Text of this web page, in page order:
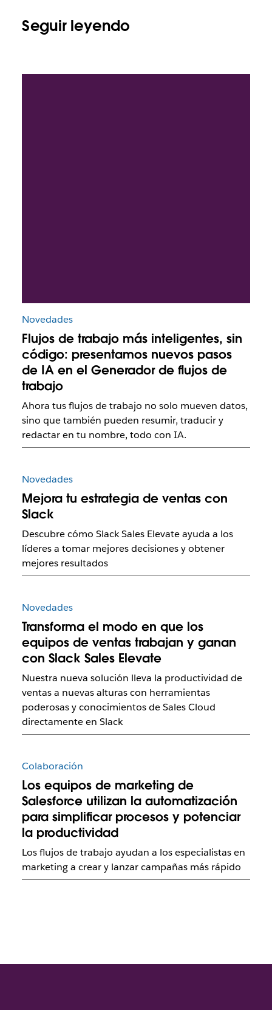
Seguir leyendo
Novedades
Flujos de trabajo más inteligentes, sin
código: presentamos nuevos pasos
de IA en el Generador de flujos de
trabajo
Ahora tus flujos de trabajo no solo mueven datos,
sino que también pueden resumir, traducir y
redactar en tu nombre, todo con IA.
Novedades
Mejora tu estrategia de ventas con
Slack
Descubre cómo Slack Sales Elevate ayuda a los
líderes a tomar mejores decisiones y obtener
mejores resultados
Novedades
Transforma el modo en que los
equipos de ventas trabajan y ganan
con Slack Sales Elevate
Nuestra nueva solución lleva la productividad de
ventas a nuevas alturas con herramientas
poderosas y conocimientos de Sales Cloud
directamente en Slack
Colaboración
Los equipos de marketing de
Salesforce utilizan la automatización
para simplificar procesos y potenciar
la productividad
Los flujos de trabajo ayudan a los especialistas en
marketing a crear y lanzar campañas más rápido